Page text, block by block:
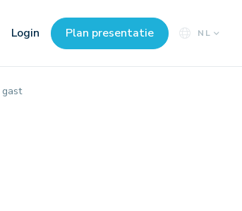
Login Plan presentatie NL
gast